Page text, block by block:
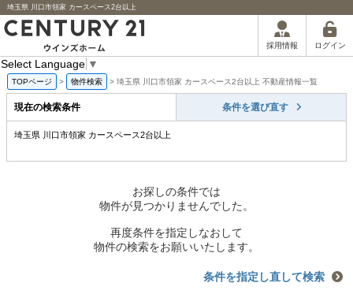
埼玉県 川口市領家 カースペース2台以上
採用情報 ログイン
Select Language ▼
TOPページ > 物件検索 > 埼玉県 川口市領家 カースペース2台以上 不動産情報一覧
現在の検索条件 条件を選び直す
埼玉県 川口市領家 カースペース2台以上
お探しの条件では
物件が見つかりませんでした。
再度条件を指定しなおして
物件の検索をお願いいたします。
条件を指定し直して検索